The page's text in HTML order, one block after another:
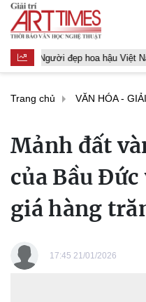
Người đẹp hoa hậu Việt
Trang chủ VĂN HÓA -
Mảnh đất
của Bầu
giá hàng
17:45 21/01/2026